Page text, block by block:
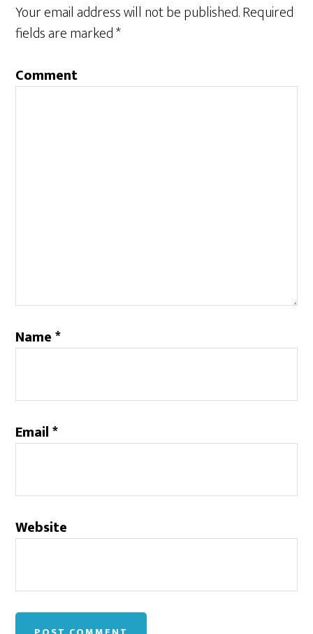
Your email address will not be published.Required
fields are marked*
Comment
Name*
Email*
Website